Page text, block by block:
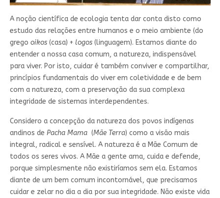
A noção científica de ecologia tenta dar conta disto como
estudo das relações entre humanos e o meio ambiente (do
grego oikos (casa) + logos(linguagem). Estamos diante do
entender a nossa casa comum, a natureza, indispensável
para viver. Por isto, cuidar é também conviver e compartilhar,
princípios fundamentais do viver em coletividade e de bem
com a natureza, com a preservação da sua complexa
integridade de sistemas interdependentes.
Considero a concepção da natureza dos povos indígenas
andinos de Pacha Mama (Mãe Terra) como a visão mais
integral, radical e sensível. A natureza é a Mãe Comum de
todos os seres vivos. A Mãe a gente ama, cuida e defende,
porque simplesmente não existiríamos sem ela. Estamos
diante de um bem comum incontornável, que precisamos
cuidar e zelar no dia a dia por sua integridade. Não existe vida